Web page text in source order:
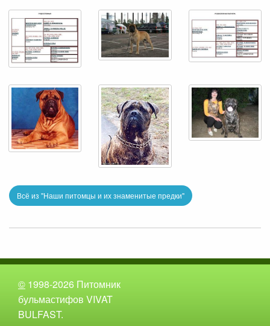
Всё из "Наши питомцы и их знаменитые предки"
© 1998-2026 Питомник
бульмастифов VIVAT
BULFAST.